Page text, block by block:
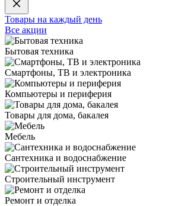
Товары на каждый день
Все акции
Бытовая техника
Смартфоны, ТВ и электроника
Компьютеры и периферия
Товары для дома, бакалея
Мебель
Сантехника и водоснабжение
Строительный инструмент
Ремонт и отделка